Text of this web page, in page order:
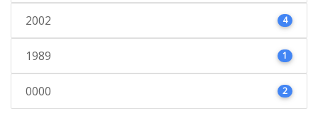
2002 4
1989 1
0000 2